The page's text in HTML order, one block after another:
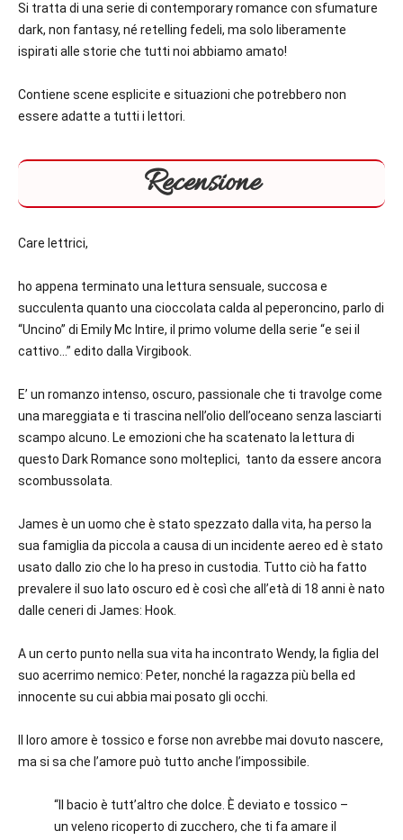
Si tratta di una serie di contemporary romance con sfumature
dark, non fantasy, né retelling fedeli, ma solo liberamente
ispirati alle storie che tutti noi abbiamo amato!
Contiene scene esplicite e situazioni che potrebbero non
essere adatte a tutti i lettori.
Recensione
Care lettrici,
ho appena terminato una lettura sensuale, succosa e
succulenta quanto una cioccolata calda al peperoncino, parlo di
“Uncino” di Emily Mc Intire, il primo volume della serie “e sei il
cattivo…” edito dalla Virgibook.
E’ un romanzo intenso, oscuro, passionale che ti travolge come
una mareggiata e ti trascina nell’olio dell’oceano senza lasciarti
scampo alcuno. Le emozioni che ha scatenato la lettura di
questo Dark Romance sono molteplici, tanto da essere ancora
scombussolata.
James è un uomo che è stato spezzato dalla vita, ha perso la
sua famiglia da piccola a causa di un incidente aereo ed è stato
usato dallo zio che lo ha preso in custodia. Tutto ciò ha fatto
prevalere il suo lato oscuro ed è così che all’età di 18 anni è nato
dalle ceneri di James: Hook.
A un certo punto nella sua vita ha incontrato Wendy, la figlia del
suo acerrimo nemico: Peter, nonché la ragazza più bella ed
innocente su cui abbia mai posato gli occhi.
Il loro amore è tossico e forse non avrebbe mai dovuto nascere,
ma si sa che l’amore può tutto anche l’impossibile.
“Il bacio è tutt’altro che dolce. È deviato e tossico –
un veleno ricoperto di zucchero, che ti fa amare il